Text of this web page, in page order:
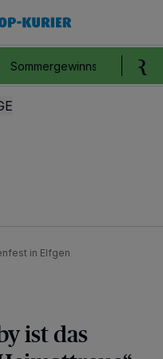
Sommergewinnspiel
in Elfgen​
ist das